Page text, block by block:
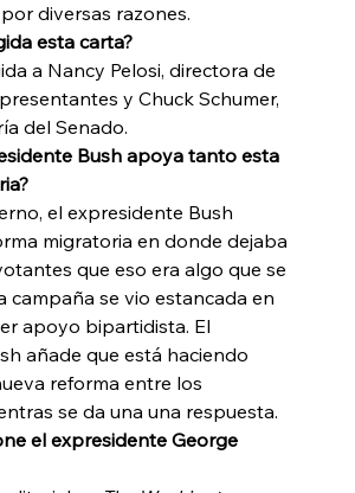
diversas razones.
esta carta?
a Nancy Pelosi, directora de
y Chuck Schumer,
del Senado.
Bush apoya tanto esta
el expresidente Bush
migratoria en donde dejaba
que eso era algo que se
campaña se vio estancada en
apoyo bipartidista. El
añade que está haciendo
reforma entre los
se da una una respuesta.
el expresidente George